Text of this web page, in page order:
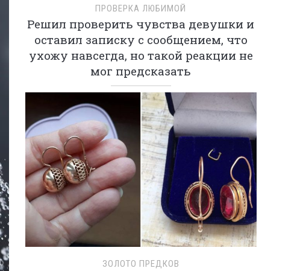
ПРОВЕРКА ЛЮБИМОЙ
Решил проверить чувства девушки и
оставил записку с сообщением, что
ухожу навсегда, но такой реакции не
мог предсказать
ЗОЛОТО ПРЕДКОВ